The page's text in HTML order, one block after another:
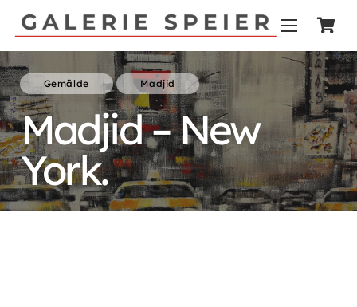
Gemälde Madjid
Madjid – New
York.